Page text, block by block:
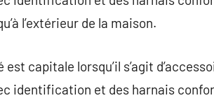
l’extérieur de la maison.
est capitale lorsqu’il s’agit
identification et des harnais